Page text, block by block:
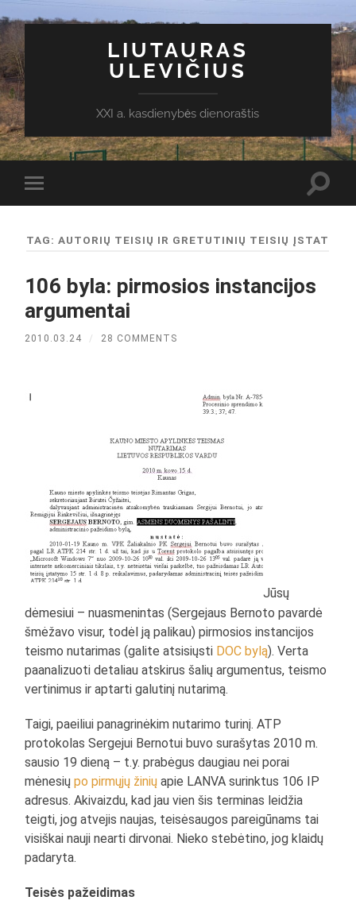
LIUTAURAS
ULEVIČIUS
XXI a. kasdienybės dienoraštis
Toggle
mobile
TAG:AUTORIŲ TEISIŲ IR GRETUTINIŲ TEISIŲ ĮSTAT
106 byla: pirmosios instancijos
argumentai
2010.03.24 / 28 COMMENTS
Jūsų
dėmesiui – nuasmenintas (Sergejaus Bernoto pavardė
šmėžavo visur, todėl ją palikau) pirmosios instancijos
teismo nutarimas (galite atsisiųsti DOC bylą). Verta
paanalizuoti detaliau atskirus šalių argumentus, teismo
vertinimus ir aptarti galutinį nutarimą.
Taigi, paeiliui panagrinėkim nutarimo turinį. ATP
protokolas Sergejui Bernotui buvo surašytas 2010 m.
sausio 19 dieną – t.y. prabėgus daugiau nei porai
mėnesiųpo pirmųjų žinių apie LANVA surinktus 106 IP
adresus. Akivaizdu, kad jau vien šis terminas leidžia
teigti, jog atvejis naujas, teisėsaugos pareigūnams tai
visiškai nauji nearti dirvonai. Nieko stebėtino, jog klaidų
padaryta.
Teisės pažeidimas